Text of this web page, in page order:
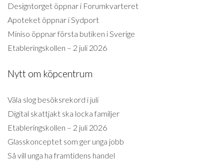
Designtorget öppnar i Forumkvarteret
Apoteket öppnar i Sydport
Miniso öppnar första butiken i Sverige
Etableringskollen – 2 juli 2026
Nytt om köpcentrum
Väla slog besöksrekord i juli
Digital skattjakt ska locka familjer
Etableringskollen – 2 juli 2026
Glasskonceptet som ger unga jobb
Så vill unga ha framtidens handel